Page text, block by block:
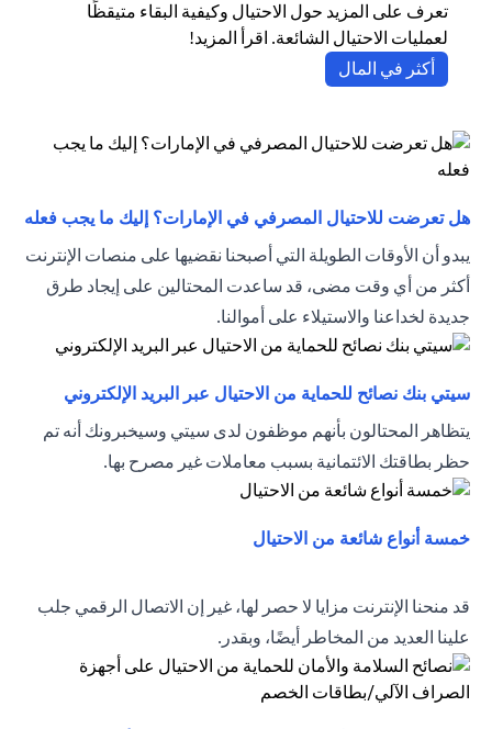
تعرف على المزيد حول الاحتيال وكيفية البقاء متيقظًا
لعمليات الاحتيال الشائعة. اقرأ المزيد!
أكثر في المال
هل تعرضت للاحتيال المصرفي في الإمارات؟ إليك ما يجب فعله
يبدو أن الأوقات الطويلة التي أصبحنا نقضيها على منصات الإنترنت
أكثر من أي وقت مضى، قد ساعدت المحتالين على إيجاد طرق
جديدة لخداعنا والاستيلاء على أموالنا.
سيتي بنك نصائح للحماية من الاحتيال عبر البريد الإلكتروني
يتظاهر المحتالون بأنهم موظفون لدى سيتي وسيخبرونك أنه تم
حظر بطاقتك الائتمانية بسبب معاملات غير مصرح بها.
خمسة أنواع شائعة من الاحتيال
قد منحنا الإنترنت مزايا لا حصر لها، غير إن الاتصال الرقمي جلب
علينا العديد من المخاطر أيضًا، وبقدر.